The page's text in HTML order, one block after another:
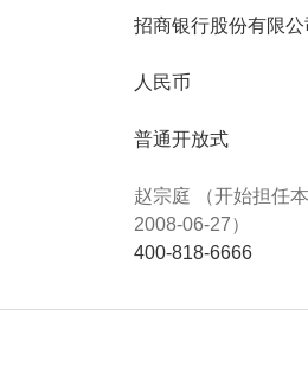
招商银行股份有限公
人民币
普通开放式
赵宗庭 （开始担任
2008-06-27）
400-818-6666